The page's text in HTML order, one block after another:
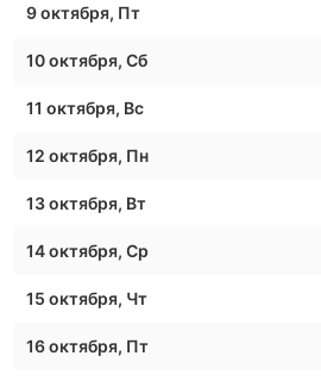
9 октября, Пт
10 октября, Сб
11 октября, Вс
12 октября, Пн
13 октября, Вт
14 октября, Ср
15 октября, Чт
16 октября, Пт